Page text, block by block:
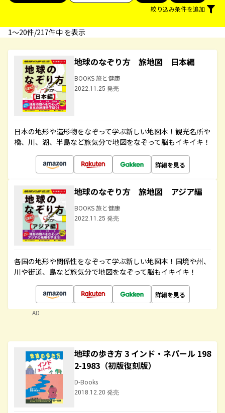
絞り込み条件を追加
1〜20件/217件中 を表示
地球のなぞり方 旅地図 日本編
BOOKS 旅と健康
2022.11.25 発売
日本の地形や造形物をなぞって学ぶ新しい地図本！観光名所や
橋、川、湖、半島など旅気分で地図をなぞって脳もイキイキ！
詳細を見る
地球のなぞり方 旅地図 アジア編
BOOKS 旅と健康
2022.11.25 発売
各国の地形や関係性をなぞって学ぶ新しい地図本！国境や州、
川や街道、島など旅気分で地図をなぞって脳もイキイキ！
詳細を見る
AD
地球の歩き方 3 インド・ネパール 198
2-1983（初版復刻版）
D-Books
2018.12.20 発売